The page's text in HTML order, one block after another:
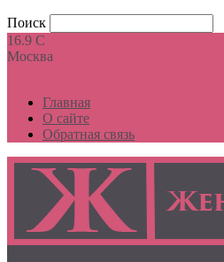
Поиск
16.9 C
Москва
Главная
О сайте
Обратная связь